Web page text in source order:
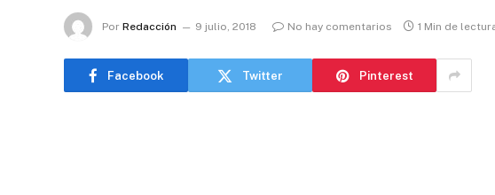
Por Redacción 9 julio, 2018 No hay comentarios 1 Min de
Facebook Twitter Pinterest